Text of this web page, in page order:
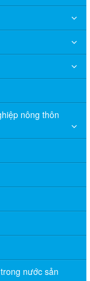
nông thôn
nước sản